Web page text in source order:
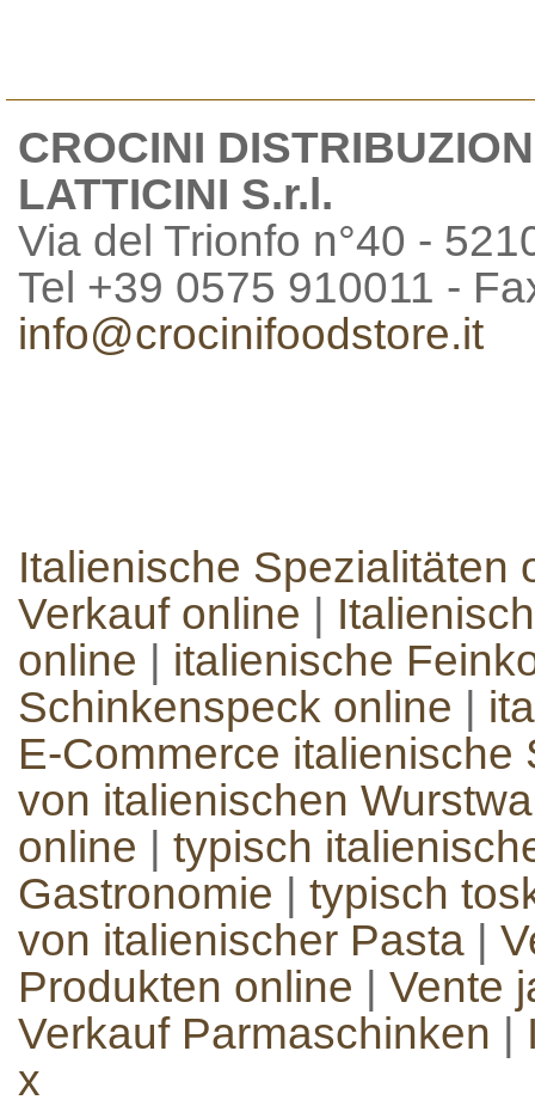
CROCINI
LATTICINI S.r.l.
Via del Trionfo n°40 -
Tel +39 0575 910011 -
info@crocinifoodstore.it
Italienische Spezialitäten
Verkauf online
online
italienische
Schinkenspeck online
E-Commerce italienische
von italienischen
online
typisch
Gastronomie
typisch
von italienischer Pasta
Produkten online
Vente
Verkauf Parmaschinken
x